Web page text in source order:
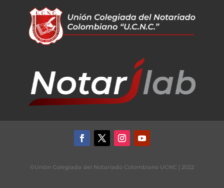
©Unión Colegiada del Notariado Colombiano UCNC | 2022